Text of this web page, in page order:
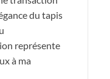
du tapis
représente
à ma